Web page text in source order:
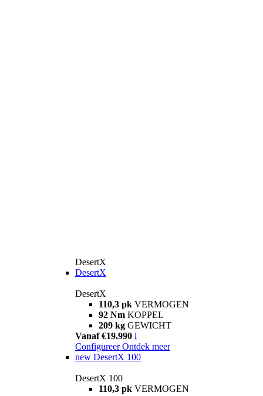
DesertX
DesertX
DesertX
110,3 pk VERMOGEN
92 Nm KOPPEL
209 kg GEWICHT
Vanaf €19.990 i
Configureer Ontdek meer
new DesertX 100
DesertX 100
110,3 pk VERMOGEN